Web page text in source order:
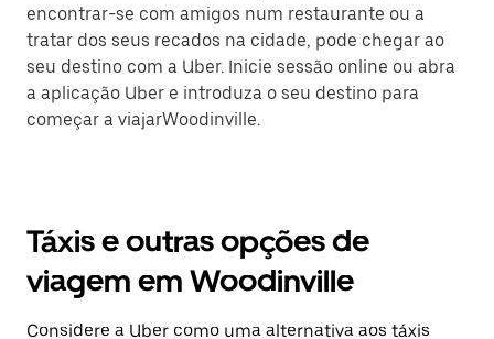
encontrar-se com amigos num restaurante ou a
tratar dos seus recados na cidade, pode chegar ao
seu destino com a Uber. Inicie sessão online ou abra
a aplicação Uber e introduza o seu destino para
começar a viajarWoodinville.
Táxis e outras opções de
viagem em Woodinville
Considere a Uber como uma alternativa aos táxis